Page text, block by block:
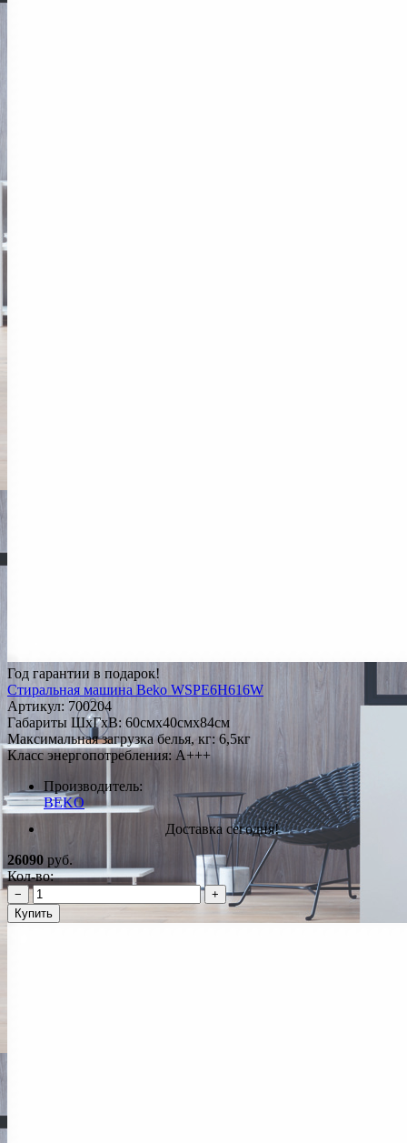
Год гарантии в подарок!
Стиральная машина Beko WSPE6H616W
Артикул: 700204
Габариты ШxГxВ: 60смx40смx84см
Максимальная загрузка белья, кг: 6,5кг
Класс энергопотребления: A+++
Производитель:
BEKO
Доставка сегодня!
26090 руб.
Кол-во:
−
+
Купить